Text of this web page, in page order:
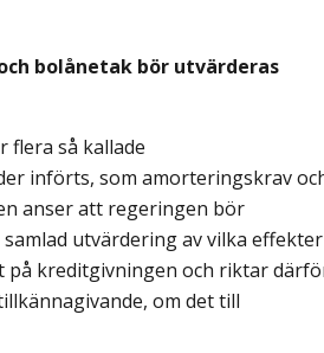
bolånetak bör utvärderas
flera så kallade
införts, som amorteringskrav
anser att regeringen bör
utvärdering av vilka effekter
på kreditgivningen och riktar
om det till